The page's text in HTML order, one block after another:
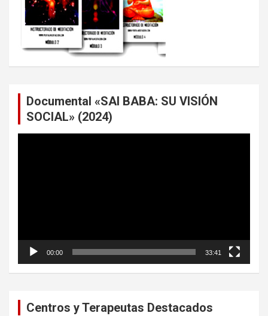
Documental «SAI BABA: SU VISIÓN
SOCIAL» (2024)
00:00 33:41
Centros y Terapeutas Destacados